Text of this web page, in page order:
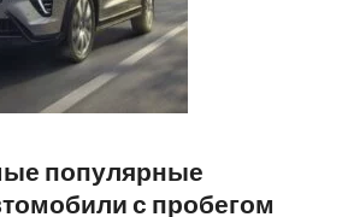
популярные
с пробегом